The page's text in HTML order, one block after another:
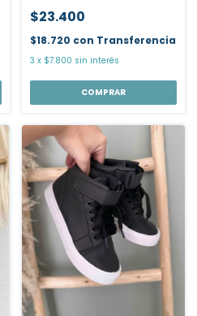
$23.400
$18.720 con Transferencia
3 x $7.800 sin interés
COMPRAR